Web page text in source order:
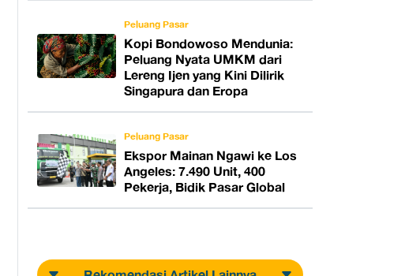
Peluang Pasar
Kopi Bondowoso Mendunia:
Peluang Nyata UMKM dari
Lereng Ijen yang Kini Dilirik
Singapura dan Eropa
Peluang Pasar
Ekspor Mainan Ngawi ke Los
Angeles: 7.490 Unit, 400
Pekerja, Bidik Pasar Global